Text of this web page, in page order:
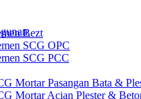
Bezt
SCG OPC
SCG PCC
Mortar Pasangan Bata &
Mortar Acian Plester &